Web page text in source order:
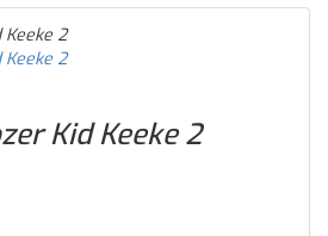
Kid Keeke 2